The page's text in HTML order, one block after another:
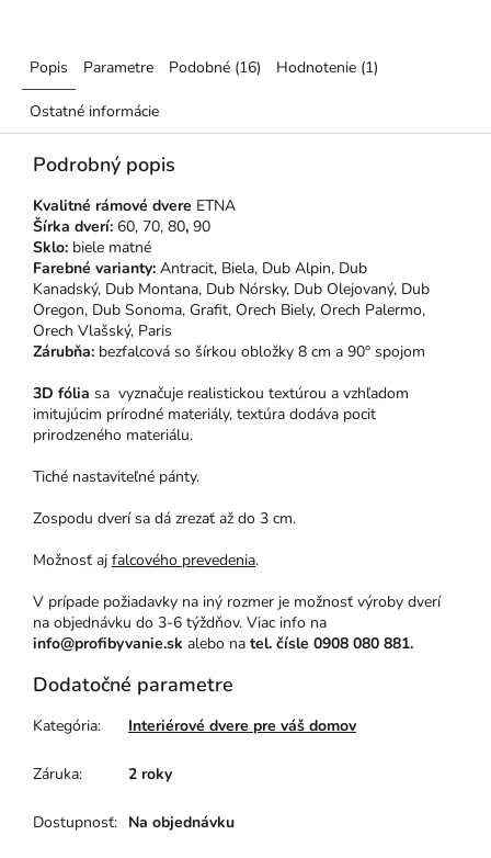
Popis Parametre Podobné (16) Hodnotenie (1)
Ostatné informácie
Podrobný popis
Kvalitné rámové dvere ETNA
Šírka dverí: 60, 70, 80, 90
Sklo: biele matné
Farebné varianty: Antracit, Biela, Dub Alpin, Dub
Kanadský, Dub Montana, Dub Nórsky, Dub Olejovaný, Dub
Oregon, Dub Sonoma, Grafit, Orech Biely, Orech Palermo,
Orech Vlašský, Paris
Zárubňa: bezfalcová so šírkou obložky 8 cm a 90° spojom
3D fólia sa vyznačuje realistickou textúrou a vzhľadom
imitujúcim prírodné materiály, textúra dodáva pocit
prirodzeného materiálu.
Tiché nastaviteľné pánty.
Zospodu dverí sa dá zrezať až do 3 cm.
Možnosť aj falcového prevedenia.
V prípade požiadavky na iný rozmer je možnosť výroby dverí
na objednávku do 3-6 týždňov. Viac info na
info@profibyvanie.sk alebo na tel. čísle 0908 080 881.
Dodatočné parametre
Kategória: Interiérové dvere pre váš domov
Záruka: 2 roky
Dostupnosť: Na objednávku